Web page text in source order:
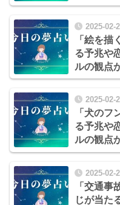
2025-02-
「絵を描
る予兆や
ルの観点
2025-02-
「犬のフ
る予兆や
ルの観点
2025-02-
「交通事
じが当た